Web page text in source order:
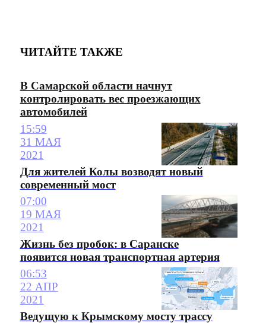
ЧИТАЙТЕ ТАКЖЕ
В Самарской области начнут
контролировать вес проезжающих
автомобилей
15:59
31 МАЯ
2021
Для жителей Колы возводят новый
современный мост
07:00
19 МАЯ
2021
Жизнь без пробок: в Саранске
появится новая транспортная артерия
06:53
22 АПР
2021
Ведущую к Крымскому мосту трассу